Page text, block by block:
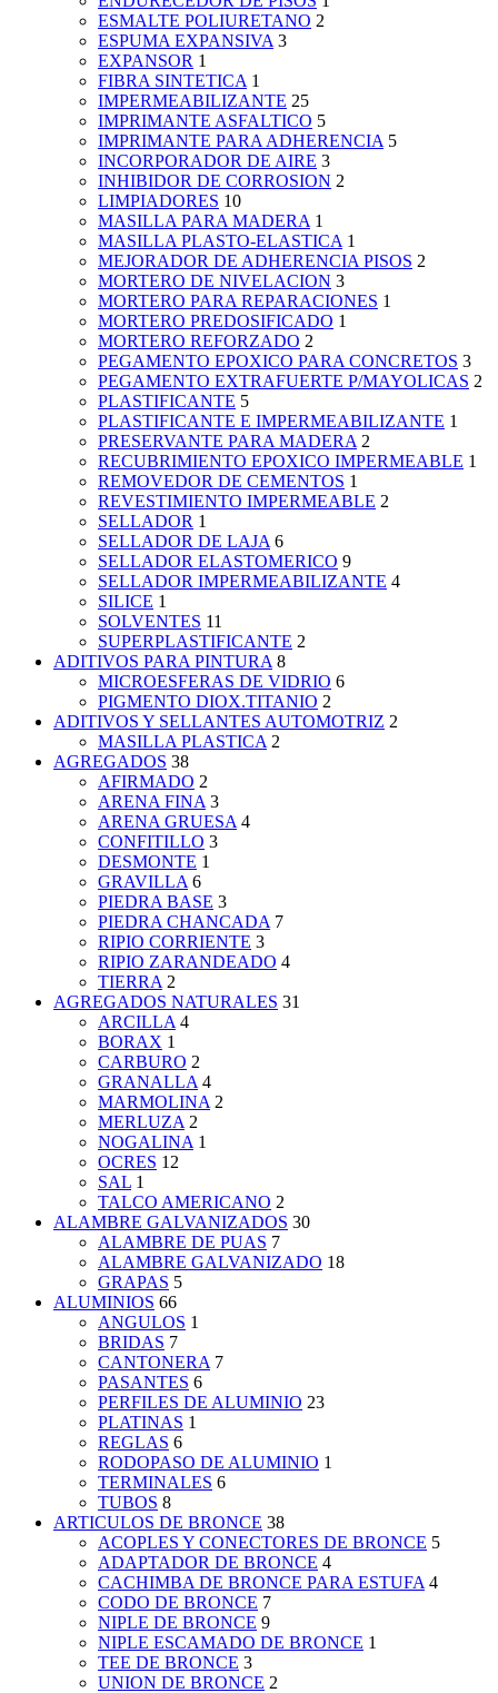
ESMALTE POLIURETANO 2
ESPUMA EXPANSIVA 3
EXPANSOR 1
FIBRA SINTETICA 1
IMPERMEABILIZANTE 25
IMPRIMANTE ASFALTICO 5
IMPRIMANTE PARA ADHERENCIA 5
INCORPORADOR DE AIRE 3
INHIBIDOR DE CORROSION 2
LIMPIADORES 10
MASILLA PARA MADERA 1
MASILLA PLASTO-ELASTICA 1
MEJORADOR DE ADHERENCIA PISOS 2
MORTERO DE NIVELACION 3
MORTERO PARA REPARACIONES 1
MORTERO PREDOSIFICADO 1
MORTERO REFORZADO 2
PEGAMENTO EPOXICO PARA CONCRETOS 3
PEGAMENTO EXTRAFUERTE P/MAYOLICAS 2
PLASTIFICANTE 5
PLASTIFICANTE E IMPERMEABILIZANTE 1
PRESERVANTE PARA MADERA 2
RECUBRIMIENTO EPOXICO IMPERMEABLE 1
REMOVEDOR DE CEMENTOS 1
REVESTIMIENTO IMPERMEABLE 2
SELLADOR 1
SELLADOR DE LAJA 6
SELLADOR ELASTOMERICO 9
SELLADOR IMPERMEABILIZANTE 4
SILICE 1
SOLVENTES 11
SUPERPLASTIFICANTE 2
ADITIVOS PARA PINTURA 8
MICROESFERAS DE VIDRIO 6
PIGMENTO DIOX.TITANIO 2
ADITIVOS Y SELLANTES AUTOMOTRIZ 2
MASILLA PLASTICA 2
AGREGADOS 38
AFIRMADO 2
ARENA FINA 3
ARENA GRUESA 4
CONFITILLO 3
DESMONTE 1
GRAVILLA 6
PIEDRA BASE 3
PIEDRA CHANCADA 7
RIPIO CORRIENTE 3
RIPIO ZARANDEADO 4
TIERRA 2
AGREGADOS NATURALES 31
ARCILLA 4
BORAX 1
CARBURO 2
GRANALLA 4
MARMOLINA 2
MERLUZA 2
NOGALINA 1
OCRES 12
SAL 1
TALCO AMERICANO 2
ALAMBRE GALVANIZADOS 30
ALAMBRE DE PUAS 7
ALAMBRE GALVANIZADO 18
GRAPAS 5
ALUMINIOS 66
ANGULOS 1
BRIDAS 7
CANTONERA 7
PASANTES 6
PERFILES DE ALUMINIO 23
PLATINAS 1
REGLAS 6
RODOPASO DE ALUMINIO 1
TERMINALES 6
TUBOS 8
ARTICULOS DE BRONCE 38
ACOPLES Y CONECTORES DE BRONCE 5
ADAPTADOR DE BRONCE 4
CACHIMBA DE BRONCE PARA ESTUFA 4
CODO DE BRONCE 7
NIPLE DE BRONCE 9
NIPLE ESCAMADO DE BRONCE 1
TEE DE BRONCE 3
UNION DE BRONCE 2